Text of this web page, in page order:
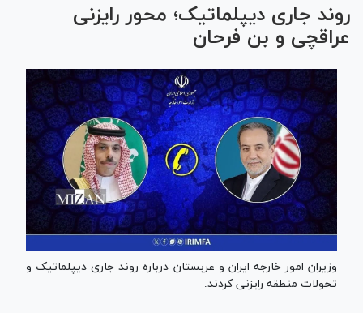
روند جاری دیپلماتیک؛ محور رایزنی
عراقچی و بن فرحان
وزیران امور خارجه ایران و عربستان درباره روند جاری دیپلماتیک و
تحولات منطقه رایزنی کردند.